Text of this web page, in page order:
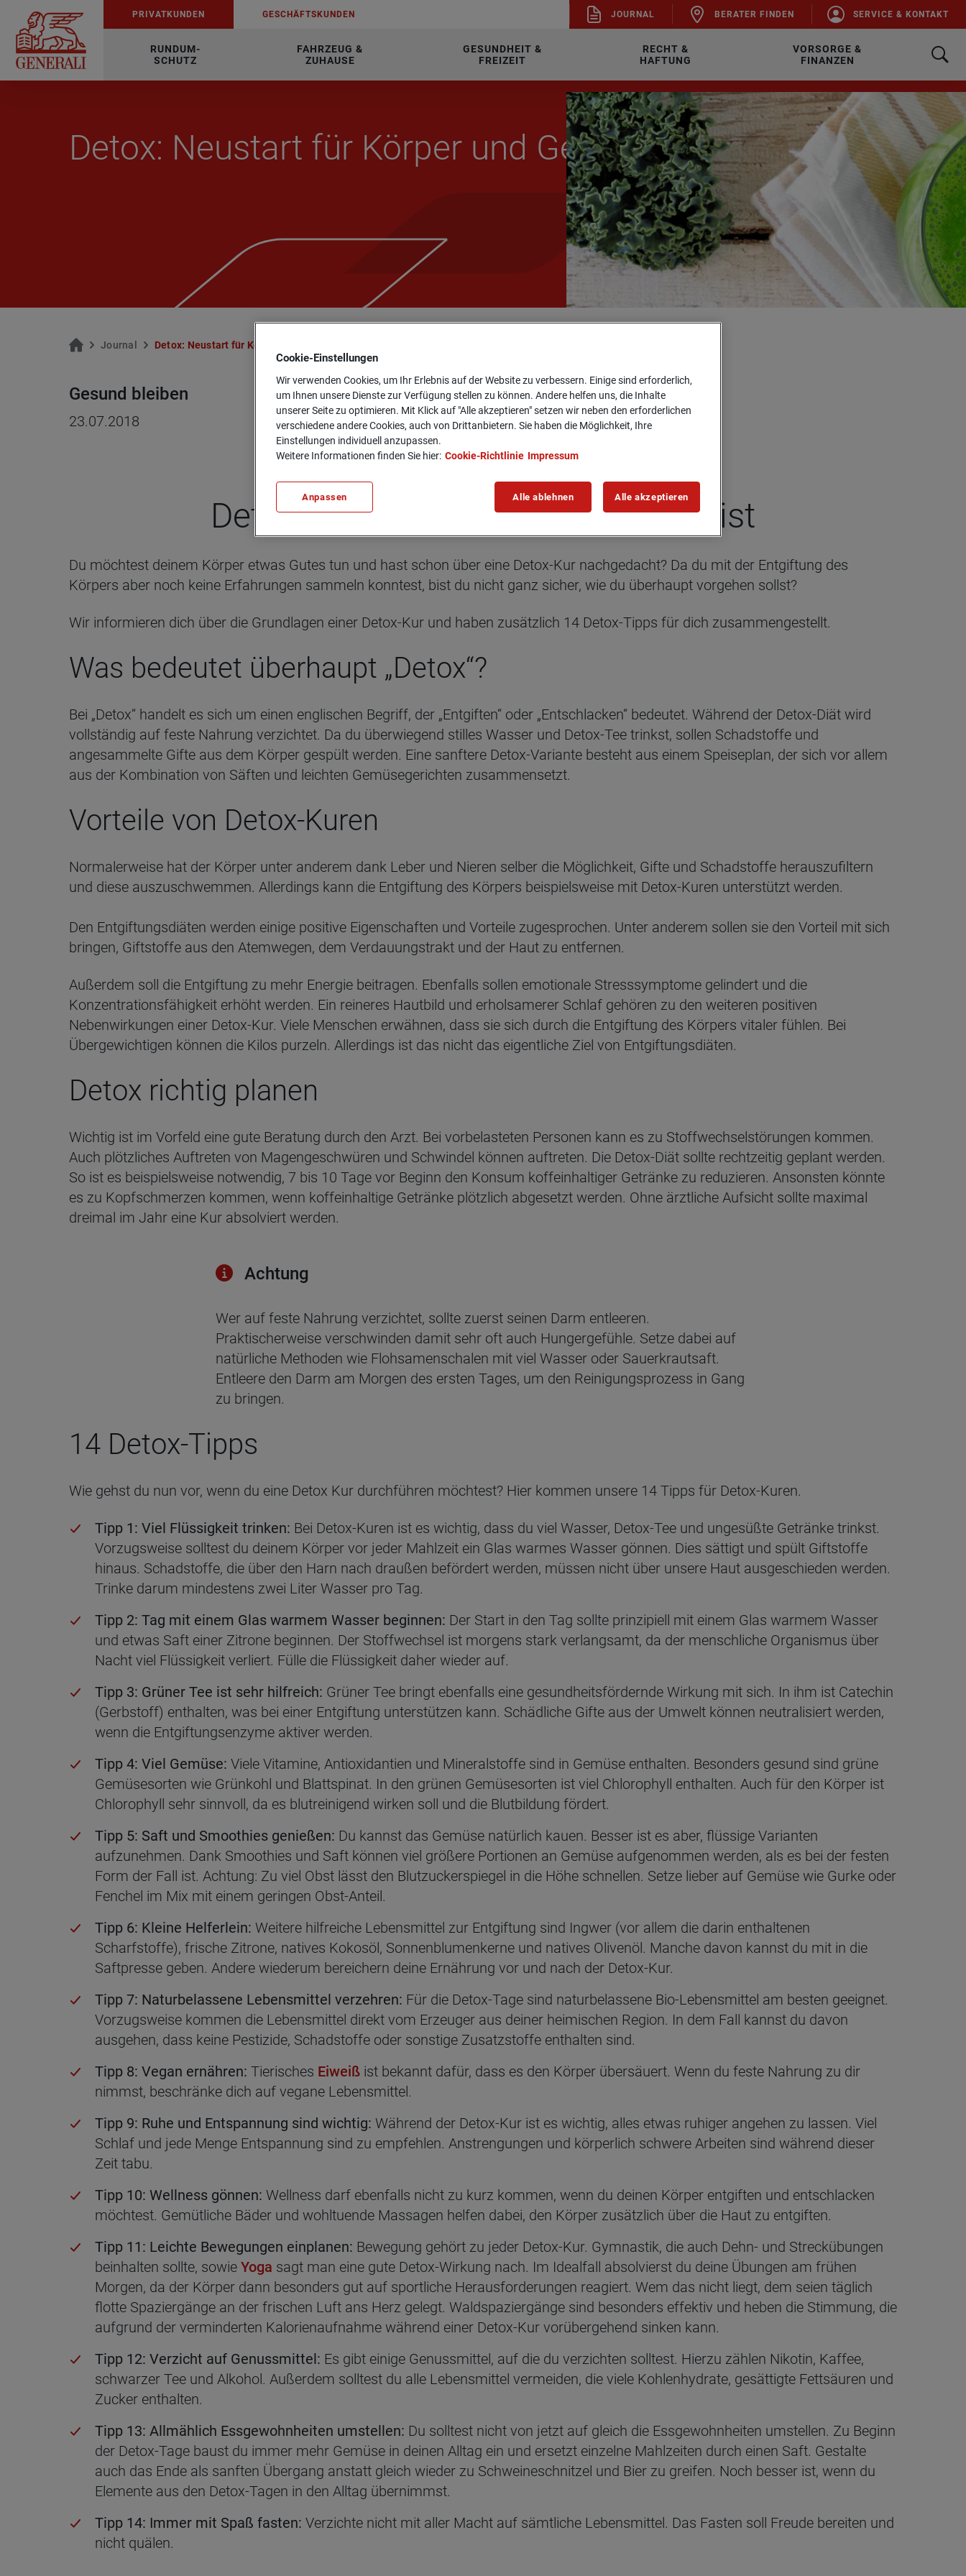
PRI­VAT­KUN­DEN GE­SCHÄFTS­KUN­DEN JOUR­NAL BE­RA­TER FIN­DEN SER­VICE & KON­TAKT
RUNDUM-
SCHUTZ
FAHRZEUG &
ZUHAUSE
GESUNDHEIT &
FREIZEIT
RECHT &
HAFTUNG
VORSORGE &
FINANZEN
Detox: Neu­start für Kör­per und Geist
Jour­nal Detox: Neu­start für Kör­per und Geist
Gesund bleiben
23.07.2018
Detox: Neu­start für Kör­per und Geist
Du möchtest deinem Körper etwas Gutes tun und hast schon über eine Detox-Kur nachgedacht? Da du mit der Entgiftung des
Körpers aber noch keine Erfahrungen sammeln konntest, bist du nicht ganz sicher, wie du überhaupt vorgehen sollst?
Wir informieren dich über die Grundlagen einer Detox-Kur und haben zusätzlich 14 Detox-Tipps für dich zusammengestellt.
Was bedeutet überhaupt „Detox“?
Bei „Detox“ handelt es sich um einen englischen Begriff, der „Entgiften“ oder „Entschlacken“ bedeutet. Während der Detox-Diät wird
vollständig auf feste Nahrung verzichtet. Da du überwiegend stilles Wasser und Detox-Tee trinkst, sollen Schadstoffe und
angesammelte Gifte aus dem Körper gespült werden. Eine sanftere Detox-Variante besteht aus einem Speiseplan, der sich vor allem
aus der Kombination von Säften und leichten Gemüsegerichten zusammensetzt.
Vorteile von Detox-Kuren
Normalerweise hat der Körper unter anderem dank Leber und Nieren selber die Möglichkeit, Gifte und Schadstoffe herauszufiltern
und diese auszuschwemmen. Allerdings kann die Entgiftung des Körpers beispielsweise mit Detox-Kuren unterstützt werden.
Den Entgiftungsdiäten werden einige positive Eigenschaften und Vorteile zugesprochen. Unter anderem sollen sie den Vorteil mit sich
bringen, Giftstoffe aus den Atemwegen, dem Verdauungstrakt und der Haut zu entfernen.
Außerdem soll die Entgiftung zu mehr Energie beitragen. Ebenfalls sollen emotionale Stresssymptome gelindert und die
Konzentrationsfähigkeit erhöht werden. Ein reineres Hautbild und erholsamerer Schlaf gehören zu den weiteren positiven
Nebenwirkungen einer Detox-Kur. Viele Menschen erwähnen, dass sie sich durch die Entgiftung des Körpers vitaler fühlen. Bei
Übergewichtigen können die Kilos purzeln. Allerdings ist das nicht das eigentliche Ziel von Entgiftungsdiäten.
Detox richtig planen
Wichtig ist im Vorfeld eine gute Beratung durch den Arzt. Bei vorbelasteten Personen kann es zu Stoffwechselstörungen kommen.
Auch plötzliches Auftreten von Magengeschwüren und Schwindel können auftreten. Die Detox-Diät sollte rechtzeitig geplant werden.
So ist es beispielsweise notwendig, 7 bis 10 Tage vor Beginn den Konsum koffeinhaltiger Getränke zu reduzieren. Ansonsten könnte
es zu Kopfschmerzen kommen, wenn koffeinhaltige Getränke plötzlich abgesetzt werden. Ohne ärztliche Aufsicht sollte maximal
dreimal im Jahr eine Kur absolviert werden.
Ach­tung
Wer auf feste Nahrung verzichtet, sollte zuerst seinen Darm entleeren.
Praktischerweise verschwinden damit sehr oft auch Hungergefühle. Setze dabei auf
natürliche Methoden wie Flohsamenschalen mit viel Wasser oder Sauerkrautsaft.
Entleere den Darm am Morgen des ersten Tages, um den Reinigungsprozess in Gang
zu bringen.
14 Detox-Tipps
Wie gehst du nun vor, wenn du eine Detox Kur durchführen möchtest? Hier kommen unsere 14 Tipps für Detox-Kuren.
Tipp 1: Viel Flüssigkeit trinken: Bei Detox-Kuren ist es wichtig, dass du viel Wasser, Detox-Tee und ungesüßte Getränke trinkst.
Vorzugsweise solltest du deinem Körper vor jeder Mahlzeit ein Glas warmes Wasser gönnen. Dies sättigt und spült Giftstoffe
hinaus. Schadstoffe, die über den Harn nach draußen befördert werden, müssen nicht über unsere Haut ausgeschieden werden.
Trinke darum mindestens zwei Liter Wasser pro Tag.
Tipp 2: Tag mit einem Glas warmem Wasser beginnen: Der Start in den Tag sollte prinzipiell mit einem Glas warmem Wasser
und etwas Saft einer Zitrone beginnen. Der Stoffwechsel ist morgens stark verlangsamt, da der menschliche Organismus über
Nacht viel Flüssigkeit verliert. Fülle die Flüssigkeit daher wieder auf.
Tipp 3: Grüner Tee ist sehr hilfreich: Grüner Tee bringt ebenfalls eine gesundheitsfördernde Wirkung mit sich. In ihm ist Catechin
(Gerbstoff) enthalten, was bei einer Entgiftung unterstützen kann. Schädliche Gifte aus der Umwelt können neutralisiert werden,
wenn die Entgiftungsenzyme aktiver werden.
Tipp 4: Viel Gemüse: Viele Vitamine, Antioxidantien und Mineralstoffe sind in Gemüse enthalten. Besonders gesund sind grüne
Gemüsesorten wie Grünkohl und Blattspinat. In den grünen Gemüsesorten ist viel Chlorophyll enthalten. Auch für den Körper ist
Chlorophyll sehr sinnvoll, da es blutreinigend wirken soll und die Blutbildung fördert.
Tipp 5: Saft und Smoothies genießen: Du kannst das Gemüse natürlich kauen. Besser ist es aber, flüssige Varianten
aufzunehmen. Dank Smoothies und Saft können viel größere Portionen an Gemüse aufgenommen werden, als es bei der festen
Form der Fall ist. Achtung: Zu viel Obst lässt den Blutzuckerspiegel in die Höhe schnellen. Setze lieber auf Gemüse wie Gurke oder
Fenchel im Mix mit einem geringen Obst-Anteil.
Tipp 6: Kleine Helferlein: Weitere hilfreiche Lebensmittel zur Entgiftung sind Ingwer (vor allem die darin enthaltenen
Scharfstoffe), frische Zitrone, natives Kokosöl, Sonnenblumenkerne und natives Olivenöl. Manche davon kannst du mit in die
Saftpresse geben. Andere wiederum bereichern deine Ernährung vor und nach der Detox-Kur.
Tipp 7: Naturbelassene Lebensmittel verzehren: Für die Detox-Tage sind naturbelassene Bio-Lebensmittel am besten geeignet.
Vorzugsweise kommen die Lebensmittel direkt vom Erzeuger aus deiner heimischen Region. In dem Fall kannst du davon
ausgehen, dass keine Pestizide, Schadstoffe oder sonstige Zusatzstoffe enthalten sind.
Tipp 8: Vegan ernähren: Tierisches Eiweiß ist bekannt dafür, dass es den Körper übersäuert. Wenn du feste Nahrung zu dir
nimmst, beschränke dich auf vegane Lebensmittel.
Tipp 9: Ruhe und Entspannung sind wichtig: Während der Detox-Kur ist es wichtig, alles etwas ruhiger angehen zu lassen. Viel
Schlaf und jede Menge Entspannung sind zu empfehlen. Anstrengungen und körperlich schwere Arbeiten sind während dieser
Zeit tabu.
Tipp 10: Wellness gönnen: Wellness darf ebenfalls nicht zu kurz kommen, wenn du deinen Körper entgiften und entschlacken
möchtest. Gemütliche Bäder und wohltuende Massagen helfen dabei, den Körper zusätzlich über die Haut zu entgiften.
Tipp 11: Leichte Bewegungen einplanen: Bewegung gehört zu jeder Detox-Kur. Gymnastik, die auch Dehn- und Streckübungen
beinhalten sollte, sowie Yoga sagt man eine gute Detox-Wirkung nach. Im Idealfall absolvierst du deine Übungen am frühen
Morgen, da der Körper dann besonders gut auf sportliche Herausforderungen reagiert. Wem das nicht liegt, dem seien täglich
flotte Spaziergänge an der frischen Luft ans Herz gelegt. Waldspaziergänge sind besonders effektiv und heben die Stimmung, die
aufgrund der verminderten Kalorienaufnahme während einer Detox-Kur vorübergehend sinken kann.
Tipp 12: Verzicht auf Genussmittel: Es gibt einige Genussmittel, auf die du verzichten solltest. Hierzu zählen Nikotin, Kaffee,
schwarzer Tee und Alkohol. Außerdem solltest du alle Lebensmittel vermeiden, die viele Kohlenhydrate, gesättigte Fettsäuren und
Zucker enthalten.
Tipp 13: Allmählich Essgewohnheiten umstellen: Du solltest nicht von jetzt auf gleich die Essgewohnheiten umstellen. Zu Beginn
der Detox-Tage baust du immer mehr Gemüse in deinen Alltag ein und ersetzt einzelne Mahlzeiten durch einen Saft. Gestalte
auch das Ende als sanften Übergang anstatt gleich wieder zu Schweineschnitzel und Bier zu greifen. Noch besser ist, wenn du
Elemente aus den Detox-Tagen in den Alltag übernimmst.
Tipp 14: Immer mit Spaß fasten: Verzichte nicht mit aller Macht auf sämtliche Lebensmittel. Das Fasten soll Freude bereiten und
nicht quälen.
Cookie-­Einstellungen
Wir verwenden Cookies, um Ihr Erlebnis auf der Website zu verbessern. Einige sind erforderlich,
um Ihnen unsere Dienste zur Verfügung stellen zu können. Andere helfen uns, die Inhalte
unserer Seite zu optimieren. Mit Klick auf "Alle akzeptieren" setzen wir neben den erforderlichen
verschiedene andere Cookies, auch von Drittanbietern. Sie haben die Möglichkeit, Ihre
Einstellungen individuell anzupassen.
Weitere Informationen finden Sie hier: Cookie-Richtlinie Impressum
Anpassen Alle ablehnen Alle akzeptieren